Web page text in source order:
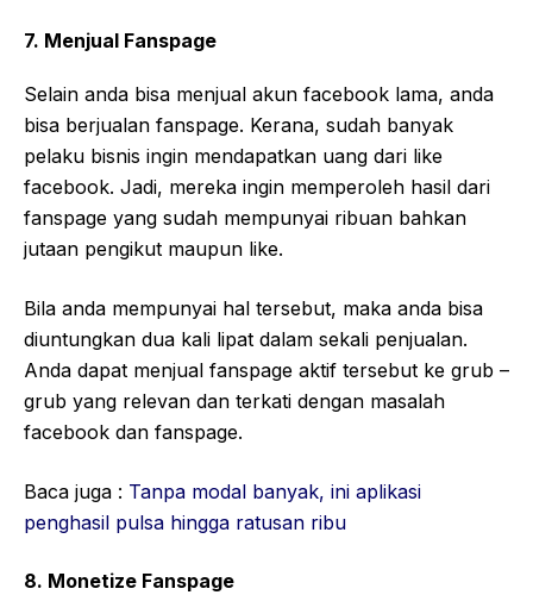
7. Menjual Fanspage
Selain anda bisa menjual akun facebook lama, anda
bisa berjualan fanspage. Kerana, sudah banyak
pelaku bisnis ingin mendapatkan uang dari like
facebook. Jadi, mereka ingin memperoleh hasil dari
fanspage yang sudah mempunyai ribuan bahkan
jutaan pengikut maupun like.
Bila anda mempunyai hal tersebut, maka anda bisa
diuntungkan dua kali lipat dalam sekali penjualan.
Anda dapat menjual fanspage aktif tersebut ke grub –
grub yang relevan dan terkati dengan masalah
facebook dan fanspage.
Baca juga : Tanpa modal banyak, ini aplikasi
penghasil pulsa hingga ratusan ribu
8. Monetize Fanspage